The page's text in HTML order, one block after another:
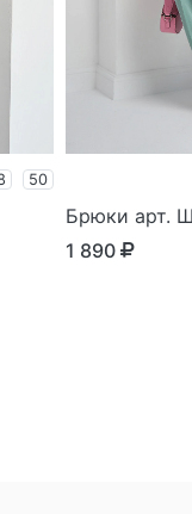
50
Брюки арт.
1 890